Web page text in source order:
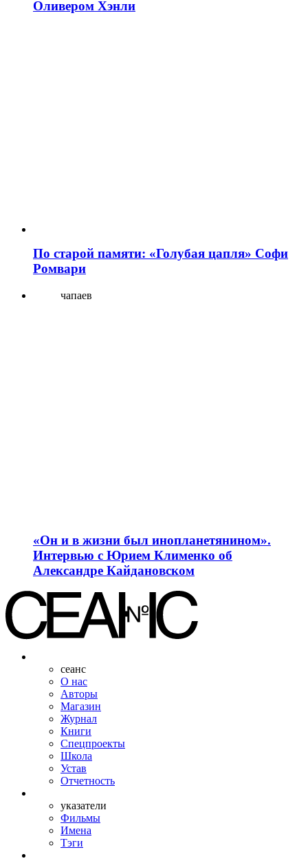
Оливером Хэнли
По старой памяти: «Голубая цапля» Софи
Ромвари
чапаев
«Он и в жизни был инопланетянином».
Интервью с Юрием Клименко об
Александре Кайдановском
сеанс
О нас
Авторы
Магазин
Журнал
Книги
Спецпроекты
Школа
Устав
Отчетность
указатели
Фильмы
Имена
Тэги